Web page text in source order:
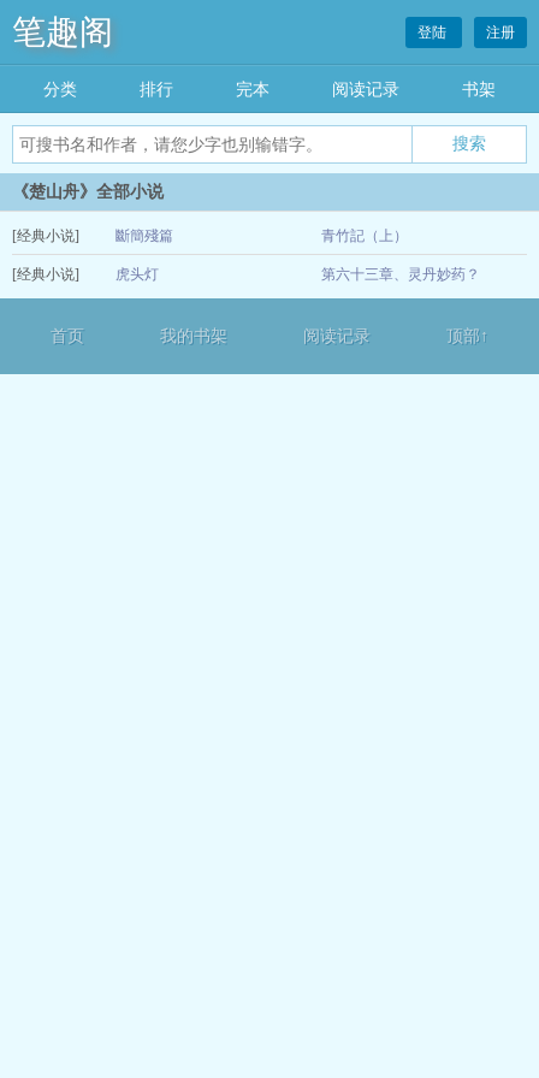
笔趣阁 登陆 注册
分类 排行 完本 阅读记录 书架
《楚山舟》全部小说
[经典小说] 斷簡殘篇 青竹記（上）
[经典小说] 虎头灯 第六十三章、灵丹妙药？
首页 我的书架 阅读记录 顶部↑